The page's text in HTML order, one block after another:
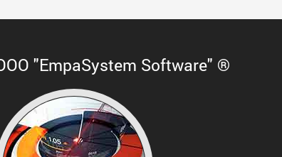
"EmpaSystem Software" ®